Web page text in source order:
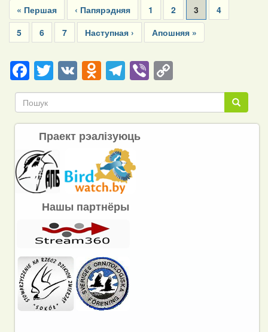
First
page
« Першая
Previous
page
‹ Папярэдняя Page
1 Page
2
Current
page
3 Page
4
Page
5 Page
6 Page
7
Next
page
Наступная ›
Last
page
Апошняя »
Facebook
Twitter
VKOdnoklassniki
Telegram
ViberCopy
Link Пошук
Пошук
Праект рэалізуюць
Нашы партнёры